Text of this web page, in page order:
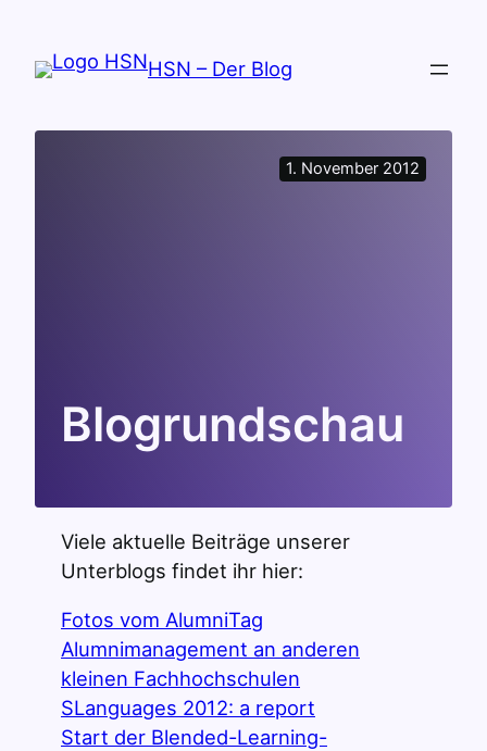
Inhalt
springen
HSN – Der Blog
1. November 2012
Blogrundschau
Viele aktuelle Beiträge unserer
Unterblogs findet ihr hier:
Fotos vom AlumniTag
Alumnimanagement an anderen
kleinen Fachhochschulen
SLanguages 2012: a report
Start der Blended-Learning-